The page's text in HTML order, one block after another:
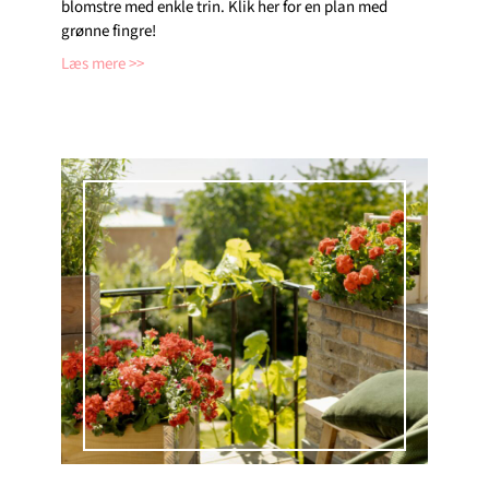
blomstre med enkle trin. Klik her for en plan med
grønne fingre!
Læs mere